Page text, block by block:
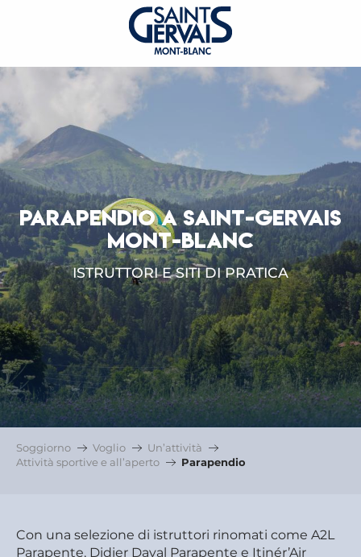
PARAPENDIO A SAINT-GERVAIS
MONT-BLANC
ISTRUTTORI E SITI DI PRATICA
Soggiorno Voglio
Un’attività
Attività sportive e all’aperto
Parapendio
Con una selezione di istruttori rinomati come A2L
Parapente, Didier Daval Parapente e Itinér’Air